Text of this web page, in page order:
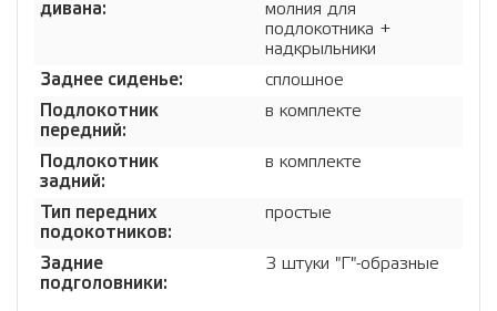
дивана:
молния для
подлокотника +
надкрыльники
Заднее сиденье:
сплошное
Подлокотник
передний:
в комплекте
Подлокотник
задний:
в комплекте
Тип передних
подокотников:
простые
Задние
подголовники:
3 штуки "Г"-образные